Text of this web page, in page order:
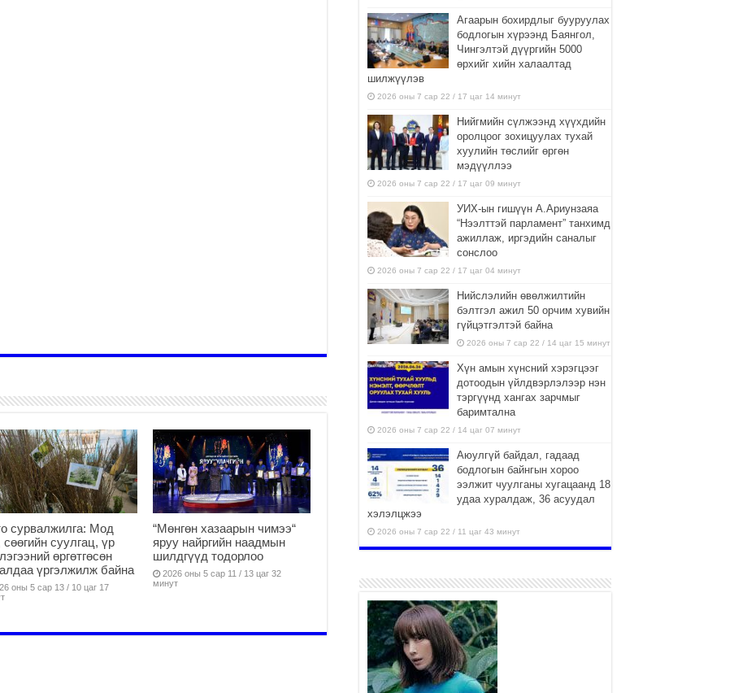
сурвалжилга: Мод
сөөгийн суулгац, үр
өргөтгөсөн
үргэлжилж байна
оны 5 сар 13 / 10 цаг 17
“Мөнгөн хазаарын чимээ“
яруу найргийн наадмын
шилдгүүд тодорлоо
2026 оны 5 сар 11 / 13 цаг 32
минут
Агаарын бохирдлыг бууруулах
бодлогын хүрээнд Баянгол,
Чингэлтэй дүүргийн 5000
өрхийг хийн халаалтад
шилжүүлэв
2026 оны 7 сар 22 / 17 цаг 14 минут
Нийгмийн сүлжээнд хүүхдийн
оролцоог зохицуулах тухай
хуулийн төслийг өргөн
мэдүүллээ
2026 оны 7 сар 22 / 17 цаг 09 минут
УИХ-ын гишүүн А.Ариунзаяа
“Нээлттэй парламент” танхимд
ажиллаж, иргэдийн саналыг
сонслоо
2026 оны 7 сар 22 / 17 цаг 04 минут
Нийслэлийн өвөлжилтийн
бэлтгэл ажил 50 орчим хувийн
гүйцэтгэлтэй байна
2026 оны 7 сар 22 / 14 цаг 15 минут
Хүн амын хүнсний хэрэгцээг
дотоодын үйлдвэрлэлээр нэн
тэргүүнд хангах зарчмыг
баримтална
2026 оны 7 сар 22 / 14 цаг 07 минут
Аюулгүй байдал, гадаад
бодлогын байнгын хороо
ээлжит чуулганы хугацаанд 18
удаа хуралдаж, 36 асуудал
хэлэлцжээ
2026 оны 7 сар 22 / 11 цаг 43 минут
боломжтой-Хүүхэд хөгжүүлэх
төв” байгуулах төсөлд төр,
хувийн хэвшлийн түншлэлийн хүрээнд хамтран
ажиллахыг урьж байна
2026 оны 7 сар 22 / 9 цаг 28 минут
Б.Пүрэвдагва: “Урт цагаан”-ыг
залуучууд чөлөөт цагаа